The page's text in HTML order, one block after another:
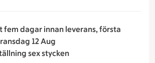
fem dagar innan leverans, första
12 Aug
sex stycken